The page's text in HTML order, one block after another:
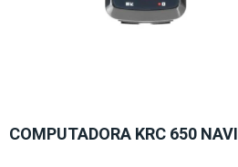
COMPUTADORA KRC 650 NAVI